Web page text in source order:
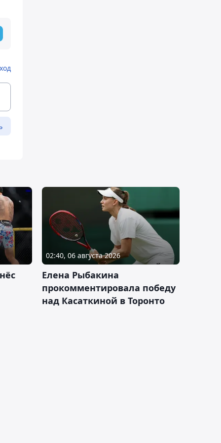
02:40, 06 августа 2026
Елена Рыбакина
прокомментировала победу
над Касаткиной в Торонто